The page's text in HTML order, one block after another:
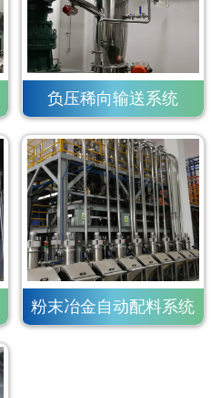
负压稀向输送系统
粉末冶金自动配料系统